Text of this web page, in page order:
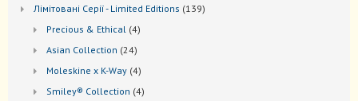
Лiмiтовані Серії - Limited Editions 139139
Precious & Ethical 44
Asian Collection 2424
Moleskine x K-Way 44
Smiley® Collection 44